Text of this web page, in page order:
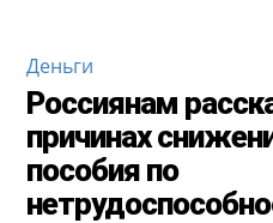
Деньги
Россиянам
причинах
пособия по